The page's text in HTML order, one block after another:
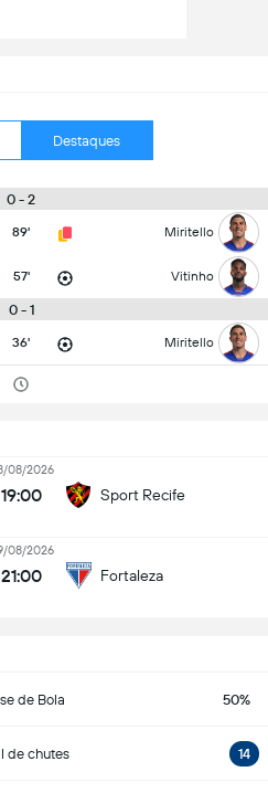
Destaques
0 - 2
89' Miritello
57' Vitinho
0 - 1
36' Miritello
08/2026
19:00 Sport Recife
08/2026
21:00 Fortaleza
de Bola 50%
de chutes 14